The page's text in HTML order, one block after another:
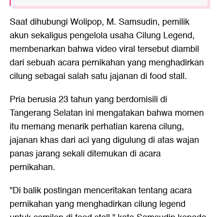
Saat dihubungi Wolipop, M. Samsudin, pemilik
akun sekaligus pengelola usaha Cilung Legend,
membenarkan bahwa video viral tersebut diambil
dari sebuah acara pernikahan yang menghadirkan
cilung sebagai salah satu jajanan di food stall.
Pria berusia 23 tahun yang berdomisili di
Tangerang Selatan ini mengatakan bahwa momen
itu memang menarik perhatian karena cilung,
jajanan khas dari aci yang digulung di atas wajan
panas jarang sekali ditemukan di acara
pernikahan.
"Di balik postingan menceritakan tentang acara
pernikahan yang menghadirkan cilung legend